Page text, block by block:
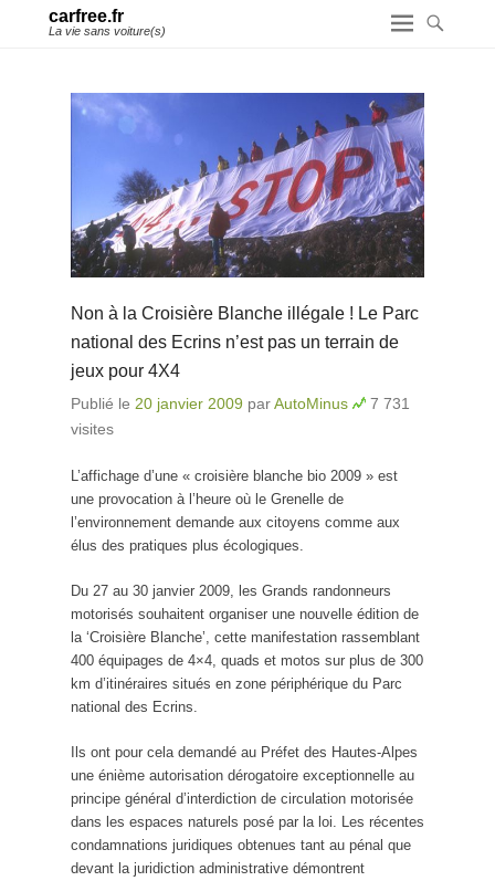
carfree.fr
La vie sans voiture(s)
Non à la Croisière Blanche illégale ! Le Parc
national des Ecrins n’est pas un terrain de
jeux pour 4X4
Publié le 20 janvier 2009 parAutoMinus
7 731
visites
L’affichage d’une « croisière blanche bio 2009 » est
une provocation à l’heure où le Grenelle de
l’environnement demande aux citoyens comme aux
élus des pratiques plus écologiques.
Du 27 au 30 janvier 2009, les Grands randonneurs
motorisés souhaitent organiser une nouvelle édition de
la ‘Croisière Blanche’, cette manifestation rassemblant
400 équipages de 4×4, quads et motos sur plus de 300
km d’itinéraires situés en zone périphérique du Parc
national des Ecrins.
Ils ont pour cela demandé au Préfet des Hautes-Alpes
une énième autorisation dérogatoire exceptionnelle au
principe général d’interdiction de circulation motorisée
dans les espaces naturels posé par la loi. Les récentes
condamnations juridiques obtenues tant au pénal que
devant la juridiction administrative démontrent